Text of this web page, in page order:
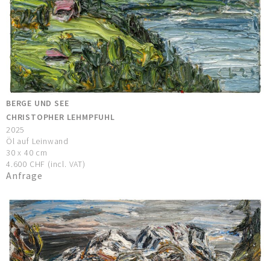
BERGE UND SEE
CHRISTOPHER LEHMPFUHL
2025
Öl auf Leinwand
30 x 40 cm
4.600 CHF (incl. VAT)
Anfrage